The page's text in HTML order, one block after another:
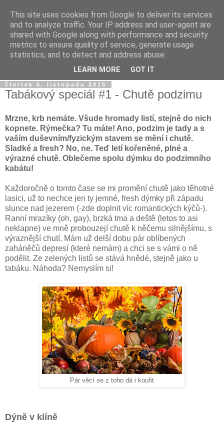
Dýmkařův koutek
Místo pro všechny, kteří se chtějí dozvědět něco o světě
vodních dýmek a trochu se pobavit!
čtvrtek 5. listopadu 2015
Tabákový speciál #1 - Chutě podzimu
Mrzne, krb nemáte. Všude hromady listí, stejně do nich
kopnete. Rýmečka? Tu máte! Ano, podzim je tady a s
vaším duševním/fyzickým stavem se mění i chutě.
Sladké a fresh? No, ne. Teď letí kořeněné, plné a
výrazné chutě. Oblečeme spolu dýmku do podzimního
kabátu!
Každoročně o tomto čase se mi promění chutě jako těhotné
lasici, už to nechce jen ty jemné, fresh dýmky při západu
slunce nad jezerem (-zde doplnit víc romantických kýčů-).
Ranní mrazíky (oh, gay), brzká tma a deště (letos to asi
neklapne) ve mně probouzejí chutě k něčemu silnějšímu, s
výraznější chutí. Mám už delší dobu pár oblíbených
zaháněčů depresí (které nemám) a chci se s vámi o ně
podělit. Ze zelených listů se stává hnědé, stejně jako u
tabáku. Náhoda? Nemyslím si!
Pár věcí se z toho dá i kouřit
Dýně v klíně
This site uses cookies from Google to deliver its services
and to analyze traffic. Your IP address and user-agent are
shared with Google along with performance and security
metrics to ensure quality of service, generate usage
statistics, and to detect and address abuse.
LEARN MORE GOT IT